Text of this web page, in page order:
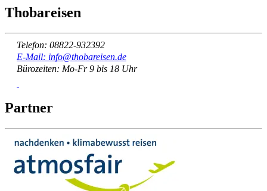
Thobareisen
Telefon: 08822-932392
E-Mail: info@thobareisen.de
Bürozeiten: Mo-Fr 9 bis 18 Uhr
Partner